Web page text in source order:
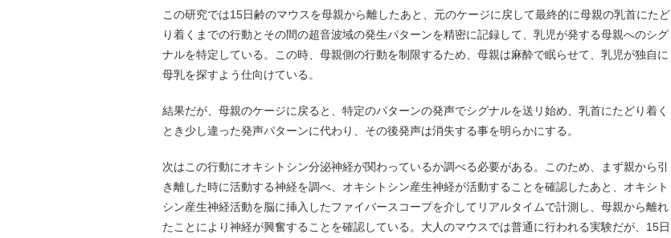
この研究では15日齢のマウスを母親から離したあと、元のケージに戻して最終的に母親の乳首にたど
り着くまでの行動とその間の超音波域の発生パターンを精密に記録して、乳児が発する母親へのシグ
ナルを特定している。この時、母親側の行動を制限するため、母親は麻酔で眠らせて、乳児が独自に
母乳を探すよう仕向けている。
結果だが、母親のケージに戻ると、特定のパターンの発声でシグナルを送リ始め、乳首にたどり着く
とき少し違った発声パターンに代わり、その後発声は消失する事を明らかにする。
次はこの行動にオキシトシン分泌神経が関わっているか調べる必要がある。このため、まず親から引
き離した時に活動する神経を調べ、オキシトシン産生神経が活動することを確認したあと、オキシト
シン産生神経活動を脳に挿入したファイバースコープを介してリアルタイムで計測し、母親から離れ
たことにより神経が興奮することを確認している。大人のマウスでは普通に行われる実験だが、15日